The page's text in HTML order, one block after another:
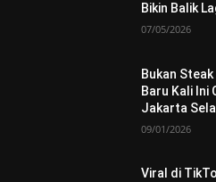
Bikin Balik
07/05/2026
Bukan
Baru Kali Ini
Jakarta
09/01/2026
Viral di